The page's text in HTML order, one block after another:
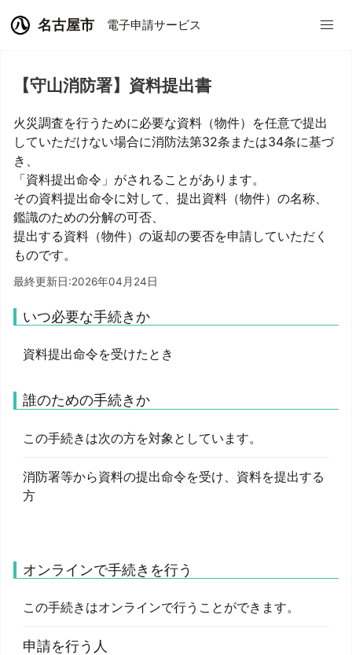
名古屋市 電子申請サービス
【守山消防署】資料提出書
火災調査を行うために必要な資料（物件）を任意で提出
していただけない場合に消防法第32条または34条に基づ
き、
「資料提出命令」がされることがあります。
その資料提出命令に対して、提出資料（物件）の名称、
鑑識のための分解の可否、
提出する資料（物件）の返却の要否を申請していただく
ものです。
最終更新日:2026年04月24日
いつ必要な手続きか
資料提出命令を受けたとき
誰のための手続きか
この手続きは次の方を対象としています。
消防署等から資料の提出命令を受け、資料を提出する
方
オンラインで手続きを行う
この手続きはオンラインで行うことができます。
申請を行う人